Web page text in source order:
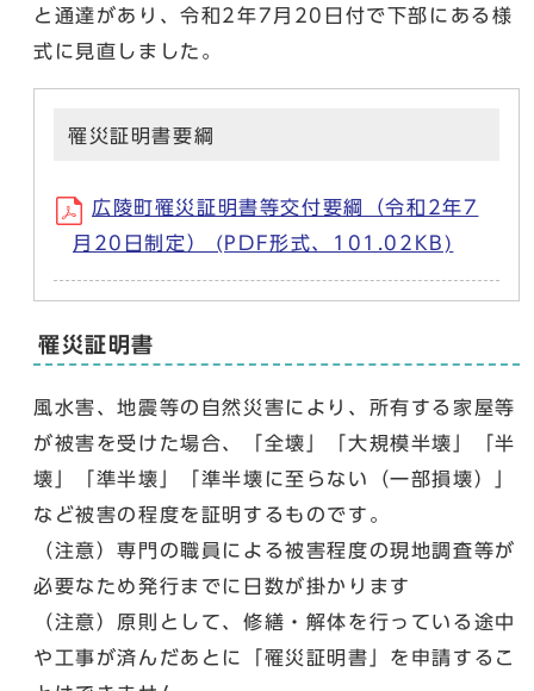
と通達があり、令和2年7月20日付で下部にある様
式に見直しました。
罹災証明書要綱
広陵町罹災証明書等交付要綱（令和2年7
月20日制定） (PDF形式、101.02KB)
罹災証明書
風水害、地震等の自然災害により、所有する家屋等
が被害を受けた場合、「全壊」「大規模半壊」「半
壊」「準半壊」「準半壊に至らない（一部損壊）」
など被害の程度を証明するものです。
（注意）専門の職員による被害程度の現地調査等が
必要なため発行までに日数が掛かります
（注意）原則として、修繕・解体を行っている途中
や工事が済んだあとに「罹災証明書」を申請するこ